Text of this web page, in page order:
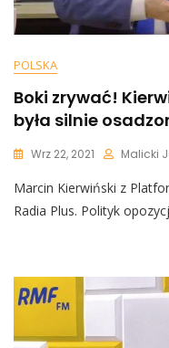
POLSKA
Boki zrywać!
była silnie
Wrz 22, 2021 Malicki
Marcin Kierwiński z
Radia Plus. Polityk